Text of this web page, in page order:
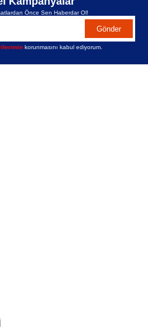
sistemleri
tam uyum
Önce Sen Haberdar Ol!
Gönder
korunmasını kabul ediyorum.